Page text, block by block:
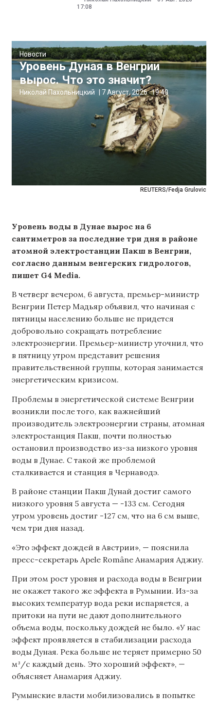
17:08
REUTERS/Fedja Grulovic
Новости
Уровень Дуная в Венгрии
вырос. Что это значит?
Николай Пахольницкий 7 Август, 2026 19:40
Уровень воды в Дунае вырос на 6
сантиметров за последние три дня в районе
атомной электростанции Пакш в Венгрии,
согласно данным венгерских гидрологов,
пишет G4 Media.
В четверг вечером, 6 августа, премьер-министр
Венгрии Петер Мадьяр объявил, что начиная с
пятницы населению больше не придется
добровольно сокращать потребление
электроэнергии. Премьер-министр уточнил, что
в пятницу утром представит решения
правительственной группы, которая занимается
энергетическим кризисом.
Проблемы в энергетической системе Венгрии
возникли после того, как важнейший
производитель электроэнергии страны, атомная
электростанция Пакш, почти полностью
остановил производство из-за низкого уровня
воды в Дунае. С такой же проблемой
сталкивается и станция в Чернаводэ.
В районе станции Пакш Дунай достиг самого
низкого уровня 5 августа — -133 см. Сегодня
утром уровень достиг -127 см, что на 6 см выше,
чем три дня назад.
«Это эффект дождей в Австрии», — пояснила
пресс-секретарь Apele Române Анамария Аджиу.
При этом рост уровня и расхода воды в Венгрии
не окажет такого же эффекта в Румынии. Из-за
высоких температур вода реки испаряется, а
притоки на пути не дают дополнительного
объема воды, поскольку дождей не было. «У нас
эффект проявляется в стабилизации расхода
воды Дуная. Река больше не теряет примерно 50
м³/с каждый день. Это хороший эффект», —
объясняет Анамария Аджиу.
Румынские власти мобилизовались в попытке